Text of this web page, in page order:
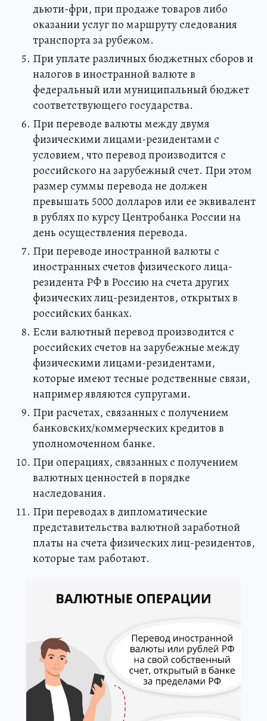
дьюти-фри, при продаже товаров либо
оказании услуг по маршруту следования
транспорта за рубежом.
При уплате различных бюджетных сборов и
налогов в иностранной валюте в
федеральный или муниципальный бюджет
соответствующего государства.
При переводе валюты между двумя
физическими лицами-резидентами с
условием, что перевод производится с
российского на зарубежный счет. При этом
размер суммы перевода не должен
превышать 5000 долларов или ее эквивалент
в рублях по курсу Центробанка России на
день осуществления перевода.
При переводе иностранной валюты с
иностранных счетов физического лица-
резидента РФ в Россию на счета других
физических лиц-резидентов, открытых в
российских банках.
Если валютный перевод производится с
российских счетов на зарубежные между
физическими лицами-резидентами,
которые имеют тесные родственные связи,
например являются супругами.
При расчетах, связанных с получением
банковских/коммерческих кредитов в
уполномоченном банке.
При операциях, связанных с получением
валютных ценностей в порядке
наследования.
При переводах в дипломатические
представительства валютной заработной
платы на счета физических лиц-резидентов,
которые там работают.